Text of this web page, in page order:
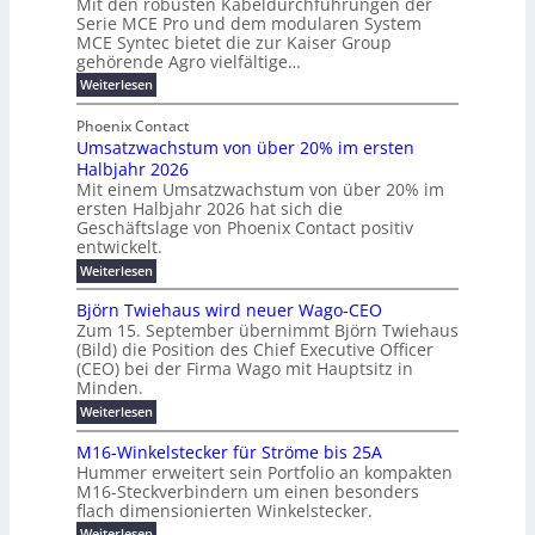
e
r
u
n
g
b
r
a
u
c
h
t
m
e
h
r
T
m
p
o
u
n
d
E
n
e
r
g
u
f
ü
r
m
o
d
e
r
n
e
E
e
r
g
i
i
c
k
e
l
e
N
H
-
S
i
c
h
e
r
u
n
s
l
a
s
t
s
o
r
d
b
e
e
i
l
i
g
u
n
g
b
e
i
m
0
2
6
E
u
r
Serie MCE Pro und dem modularen System
MCE Syntec bietet die zur Kaiser Group
gehörende Agro vielfältige…
Weiterlesen:
M
h
r
f
a
c
h
d
u
r
c
f
ü
h
r
n
g
e
n
f
ü
r
e
Phoenix Contact
Umsatzwachstum von über 20% im ersten
Halbjahr 2026
Mit einem Umsatzwachstum von über 20% im
ersten Halbjahr 2026 hat sich die
Geschäftslage von Phoenix Contact positiv
entwickelt.
Weiterlesen:
U
m
s
a
t
z
a
c
h
s
t
u
m
v
Björn Twiehaus wird neuer Wago-CEO
Zum 15. September übernimmt Björn Twiehaus
(Bild) die Position des Chief Executive Officer
(CEO) bei der Firma Wago mit Hauptsitz in
Minden.
Weiterlesen:
B
ö
r
n
T
w
M16-Winkelstecker für Ströme bis 25A
Hummer erweitert sein Portfolio an kompakten
M16-Steckverbindern um einen besonders
flach dimensionierten Winkelstecker.